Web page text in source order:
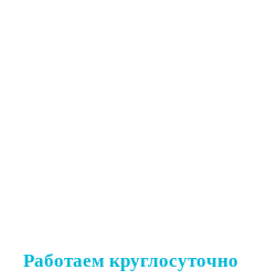
Работаем круглосуточно